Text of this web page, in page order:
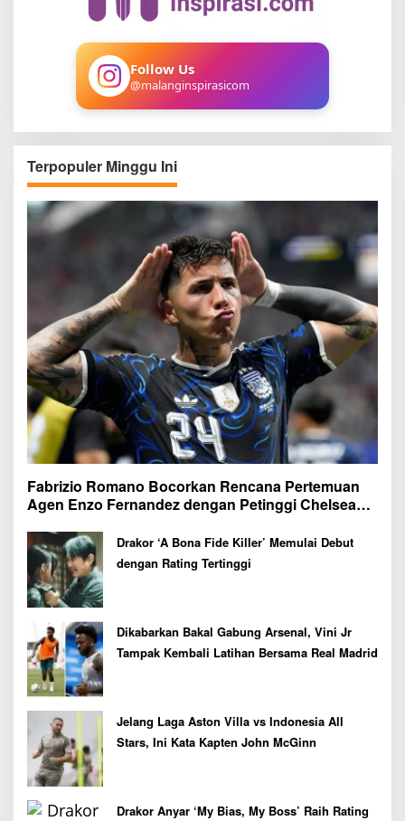
Follow Us
@malanginspirasicom
Terpopuler Minggu Ini
Fabrizio Romano Bocorkan Rencana Pertemuan
Agen Enzo Fernandez dengan Petinggi Chelsea
Drakor ‘A Bona Fide Killer’ Memulai Debut
dengan Rating Tertinggi
Dikabarkan Bakal Gabung Arsenal, Vini Jr
Tampak Kembali Latihan Bersama Real Madrid
Jelang Laga Aston Villa vs Indonesia All
Stars, Ini Kata Kapten John McGinn
Drakor Anyar ‘My Bias, My Boss’ Raih Rating